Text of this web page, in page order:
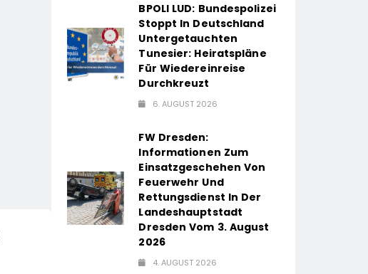
BPOLI LUD: Bundespolizei
Stoppt In Deutschland
Untergetauchten
Tunesier: Heiratspläne
Für Wiedereinreise
Durchkreuzt
6. AUGUST 2026
FW Dresden:
Informationen Zum
Einsatzgeschehen Von
Feuerwehr Und
Rettungsdienst In Der
Landeshauptstadt
Dresden Vom 3. August
2026
4. AUGUST 2026